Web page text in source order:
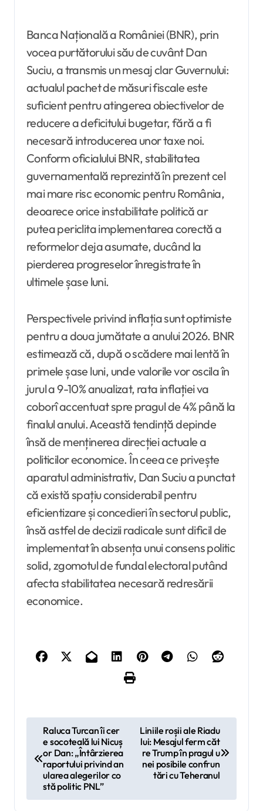
Banca Națională a României (BNR), prin
vocea purtătorului său de cuvânt Dan
Suciu, a transmis un mesaj clar Guvernului:
actualul pachet de măsuri fiscale este
suficient pentru atingerea obiectivelor de
reducere a deficitului bugetar, fără a fi
necesară introducerea unor taxe noi.
Conform oficialului BNR, stabilitatea
guvernamentală reprezintă în prezent cel
mai mare risc economic pentru România,
deoarece orice instabilitate politică ar
putea periclita implementarea corectă a
reformelor deja asumate, ducând la
pierderea progreselor înregistrate în
ultimele șase luni.
Perspectivele privind inflația sunt optimiste
pentru a doua jumătate a anului 2026. BNR
estimează că, după o scădere mai lentă în
primele șase luni, unde valorile vor oscila în
jurul a 9-10% anualizat, rata inflației va
coborî accentuat spre pragul de 4% până la
finalul anului. Această tendință depinde
însă de menținerea direcției actuale a
politicilor economice. În ceea ce privește
aparatul administrativ, Dan Suciu a punctat
că există spațiu considerabil pentru
eficientizare și concedieri în sectorul public,
însă astfel de decizii radicale sunt dificil de
implementat în absența unui consens politic
solid, zgomotul de fundal electoral putând
afecta stabilitatea necesară redresării
economice.
g
Raluca Turcan îi cer
e socoteală lui Nicuș
or Dan: „Întârzierea
raportului privind an
ularea alegerilor co
stă politic PNL”
Liniile roșii ale Riadu
lui: Mesajul ferm căt
re Trump în pragul u
nei posibile confrun
tări cu Teheranul